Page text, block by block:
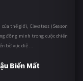
thế giới, Clevatess (Season
đồng minh trong cuộc chiến
bờ vực diệ ...
Biến Mất